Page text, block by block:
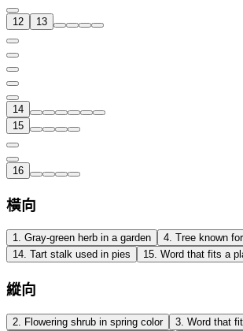
12 13
14
15
16
橫向
1. Gray-green herb in a garden 4. Tree known
14. Tart stalk used in pies 15. Word that fits a
縱向
2 Flowering shrub in spring color 3 Word that